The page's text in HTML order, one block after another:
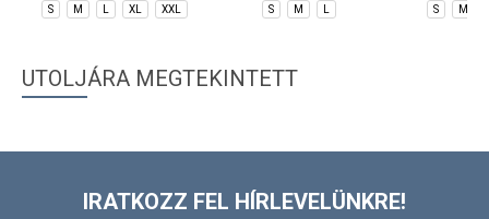
S M XL XXL S M S M
UTOLJÁRA MEGTEKINTETT
IRATKOZZ FEL HÍRLEVELÜNKRE!